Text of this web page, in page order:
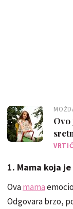
Ovo
VRTIĆ
1. Mama koja
Ovamama
Odgovara brzo,